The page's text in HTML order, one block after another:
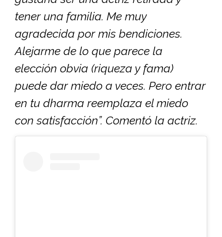
tener una familia. Me muy
agradecida por mis bendiciones.
Alejarme de lo que parece la
elección obvia (riqueza y fama)
puede dar miedo a veces. Pero entrar
en tu dharma reemplaza el miedo
con satisfacción”. Comentó la actriz.